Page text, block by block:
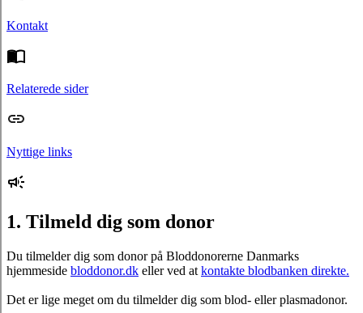
Kontakt
Relaterede sider
Nyttige links
1. Tilmeld dig som donor
Du tilmelder dig som donor på Bloddonorerne Danmarks
hjemmeside bloddonor.dk eller ved at kontakte blodbanken direkte.
Det er lige meget om du tilmelder dig som blod- eller plasmadonor.